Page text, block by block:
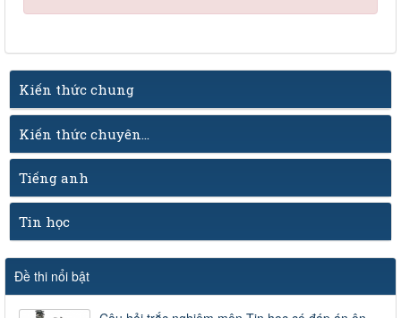
Kiến thức chung
Kiến thức chuyên...
Tiếng anh
Tin học
Đề thi nổi bật